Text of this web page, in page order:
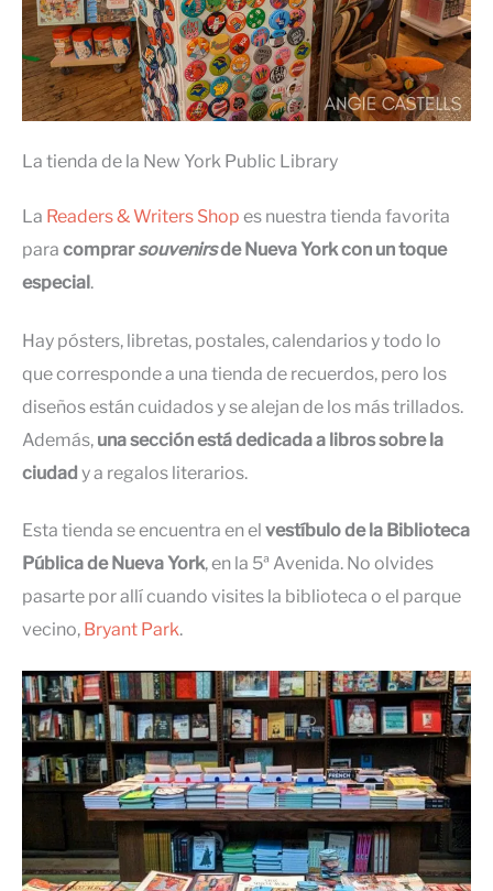
La tienda de la New York Public Library
La Readers & Writers Shop es nuestra tienda favorita
para comprarsouvenirsde Nueva York con un toque
especial .
Hay pósters, libretas, postales, calendarios y todo lo
que corresponde a una tienda de recuerdos, pero los
diseños están cuidados y se alejan de los más trillados.
Además, una sección está dedicada a libros sobre la
ciudad y a regalos literarios.
Esta tienda se encuentra en el vestíbulo de la Biblioteca
Pública de Nueva York, en la 5ª Avenida. No olvides
pasarte por allí cuando visites la biblioteca o el parque
vecino, Bryant Park.